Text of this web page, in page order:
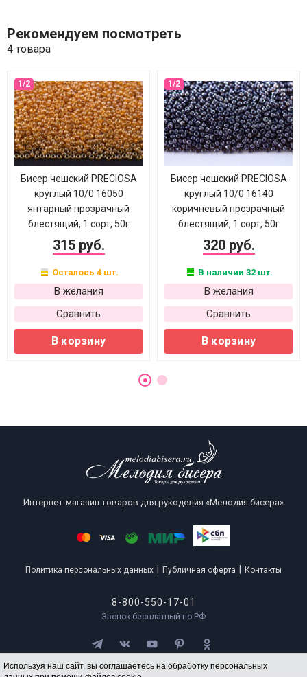
Используя наш сайт, вы соглашаетесь на обработку персональных
Рекомендуем посмотреть
4 товара
Бисер чешский PRECIOSA
круглый 10/0 16050
янтарный прозрачный
блестящий, 1 сорт, 50г
315 руб.
Осталось 4 шт.
В желания
Сравнить
В корзину
Бисер чешский PRECIOSA
круглый 10/0 16140
коричневый прозрачный
блестящий, 1 сорт, 50г
320 руб.
В наличии 32 шт.
В желания
Сравнить
В корзину
Интернет-магазин товаров для рукоделия «Мелодия бисера»
Политика персональных данных Публичная оферта Контакты
8-800-550-17-01
Звонок бесплатный по РФ